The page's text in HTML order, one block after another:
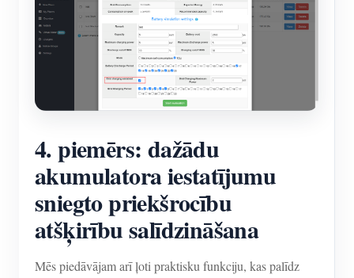
4. piemērs: dažādu
akumulatora iestatījumu
sniegto priekšrocību
atšķirību salīdzināšana
Mēs piedāvājam arī ļoti praktisku funkciju, kas palīdz